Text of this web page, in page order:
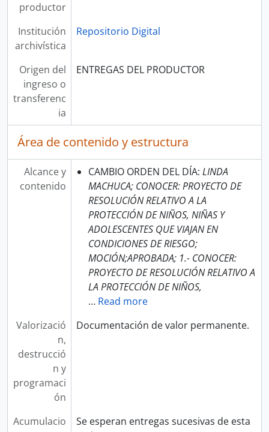
productor
Institución
archivística
Repositorio Digital
Origen del
ingreso o
transferenc
ia
ENTREGAS DEL PRODUCTOR
Área de contenido y estructura
Alcance y
contenido
CAMBIO ORDEN DEL DÍA: LINDA
MACHUCA; CONOCER: PROYECTO DE
RESOLUCIÓN RELATIVO A LA
PROTECCIÓN DE NIÑOS, NIÑAS Y
ADOLESCENTES QUE VIAJAN EN
CONDICIONES DE RIESGO;
MOCIÓN;APROBADA; 1.- CONOCER:
PROYECTO DE RESOLUCIÓN RELATIVO A
LA PROTECCIÓN DE NIÑOS,
… Read more
Valorizació
n,
destrucció
n y
programaci
ón
Documentación de valor permanente.
Acumulacio
Se esperan entregas sucesivas de esta